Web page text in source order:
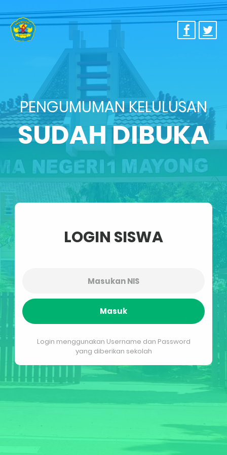
PENGUMUMAN KELULUSAN
SUDAH DIBUKA
LOGIN SISWA
Masuk
Login menggunakan Username dan Password
yang diberikan sekolah